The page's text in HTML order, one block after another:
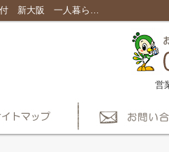
アーバンフラッツ新大阪Ⅰ1108｜御堂筋線 転勤者人気マンション 家具家電付 新大阪 一人暮らし｜賃貸大阪で不動産、賃貸マンション探しはホームメイト梅田HEP前店
営